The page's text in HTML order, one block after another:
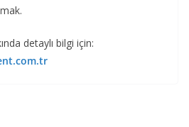
detaylı bilgi için: